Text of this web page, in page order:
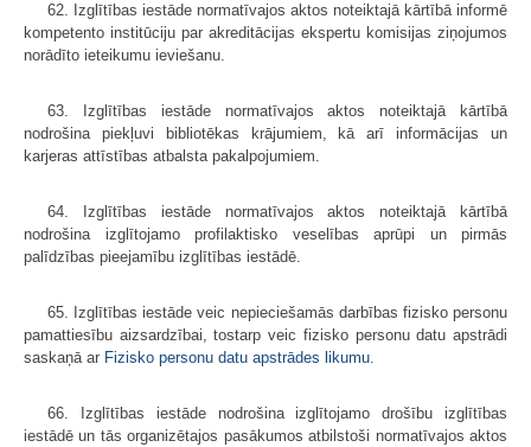
62. Izglītības iestāde normatīvajos aktos noteiktajā kārtībā informē
kompetento institūciju par akreditācijas ekspertu komisijas ziņojumos
norādīto ieteikumu ieviešanu.
63. Izglītības iestāde normatīvajos aktos noteiktajā kārtībā
nodrošina piekļuvi bibliotēkas krājumiem, kā arī informācijas un
karjeras attīstības atbalsta pakalpojumiem.
64. Izglītības iestāde normatīvajos aktos noteiktajā kārtībā
nodrošina izglītojamo profilaktisko veselības aprūpi un pirmās
palīdzības pieejamību izglītības iestādē.
65. Izglītības iestāde veic nepieciešamās darbības fizisko personu
pamattiesību aizsardzībai, tostarp veic fizisko personu datu apstrādi
saskaņā ar Fizisko personu datu apstrādes likumu.
66. Izglītības iestāde nodrošina izglītojamo drošību izglītības
iestādē un tās organizētajos pasākumos atbilstoši normatīvajos aktos